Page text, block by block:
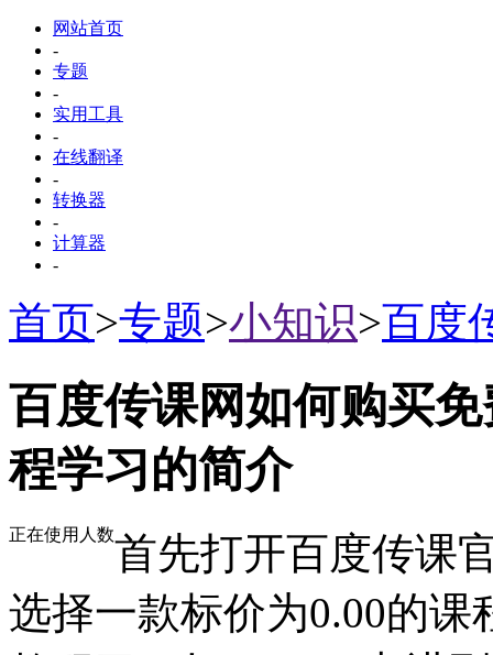
网站首页
-
专题
-
实用工具
-
在线翻译
-
转换器
-
计算器
-
首页>专题>小知识>百度
百度传课网如何购买
程学习的简介
正在使用人数首先打开百度传课
选择一款标价为0.00的